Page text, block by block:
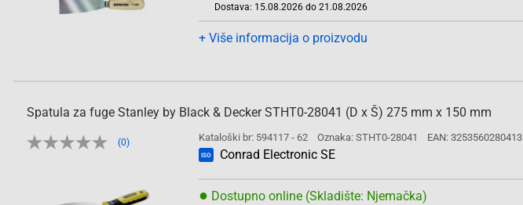
Dostava: 15.08.2026 do 21.08.2026
+ Više informacija o proizvodu
Spatula za fuge Stanley by Black & Decker STHT0-28041 (D x Š) 275 mm x 150 mm
(0) Kataloški br: 594117 - 62 Oznaka: STHT0-28041 EAN: 3253560280413
ISO Conrad Electronic SE
● Dostupno online (Skladište: Njemačka)